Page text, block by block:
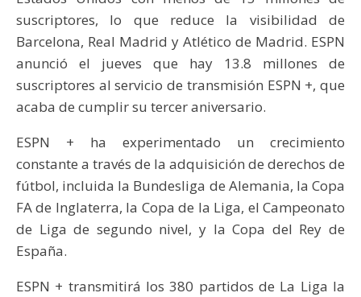
suscriptores, lo que reduce la visibilidad de
Barcelona, Real Madrid y Atlético de Madrid. ESPN
anunció el jueves que hay 13.8 millones de
suscriptores al servicio de transmisión ESPN +, que
acaba de cumplir su tercer aniversario.
ESPN + ha experimentado un crecimiento
constante a través de la adquisición de derechos de
fútbol, ​​incluida la Bundesliga de Alemania, la Copa
FA de Inglaterra, la Copa de la Liga, el Campeonato
de Liga de segundo nivel, y la Copa del Rey de
España.
ESPN + transmitirá los 380 partidos de La Liga la